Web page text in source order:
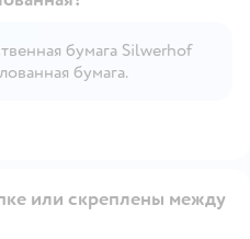
Открыть вопрос
бумага Silwerhof
бумага.
или скреплены между